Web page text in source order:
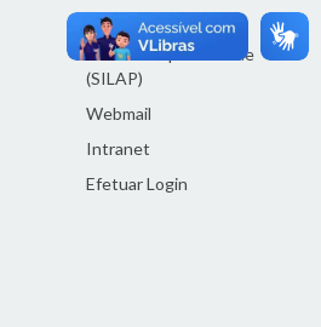
Termos de uso
Política de privacidade
(SILAP)
Webmail
Intranet
Efetuar Login